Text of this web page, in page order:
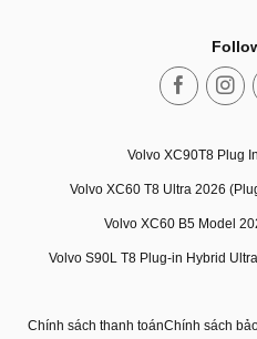
Volvo XC90T8 Plug
Volvo XC60 T8 Ultra 2026
Volvo XC60 B5 Model
Volvo S90L T8 Plug-in Hybrid
Chính sách thanh toánChính sách